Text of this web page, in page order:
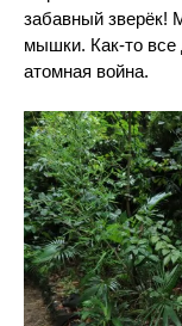
забавный зверёк!
мышки. Как-то
атомная война.